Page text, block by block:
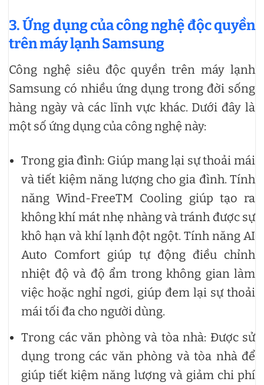
3. Ứng dụng của công nghệ độc quyền
trên máy lạnh Samsung
Công nghệ siêu độc quyền trên máy lạnh
Samsung có nhiều ứng dụng trong đời sống
hàng ngày và các lĩnh vực khác. Dưới đây là
một số ứng dụng của công nghệ này:
Trong gia đình: Giúp mang lại sự thoải mái
và tiết kiệm năng lượng cho gia đình. Tính
năng Wind-FreeTM Cooling giúp tạo ra
không khí mát nhẹ nhàng và tránh được sự
khô hạn và khí lạnh đột ngột. Tính năng AI
Auto Comfort giúp tự động điều chỉnh
nhiệt độ và độ ẩm trong không gian làm
việc hoặc nghỉ ngơi, giúp đem lại sự thoải
mái tối đa cho người dùng.
Trong các văn phòng và tòa nhà: Được sử
dụng trong các văn phòng và tòa nhà để
giúp tiết kiệm năng lượng và giảm chi phí